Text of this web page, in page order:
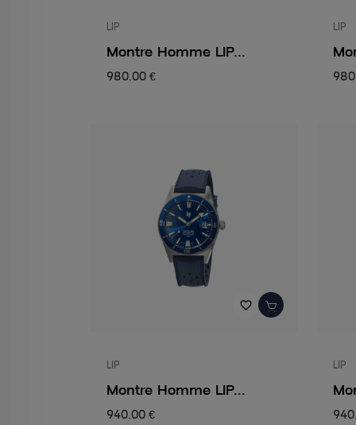
LIP
Montre Homme LIP...
980,00 €
LIP
favorite_border
LIP
Montre Homme LIP...
940,00 €
LIP